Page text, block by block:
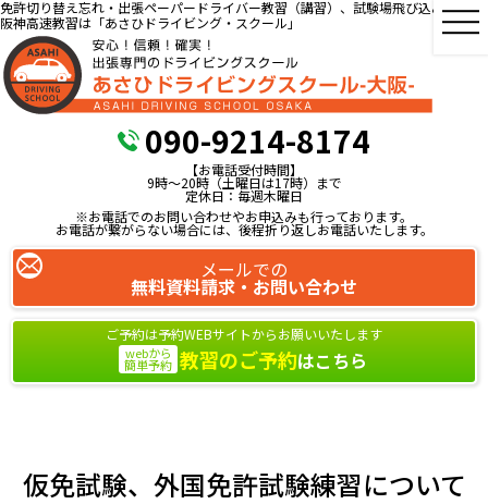
免許切り替え忘れ・出張ペーパードライバー教習（講習）、試験場飛び込み教習、
阪神高速教習は「あさひドライビング・スクール」
090-9214-8174
【お電話受付時間】
9時～20時（土曜日は17時）まで
定休日：毎週木曜日
※お電話でのお問い合わせやお申込みも行っております。
お電話が繋がらない場合には、後程折り返しお電話いたします。
メールでの
無料資料請求・お問い合わせ
ご予約は予約WEBサイトからお願いいたします
webから
簡単予約 教習のご予約はこちら
仮免試験、外国免許試験練習について